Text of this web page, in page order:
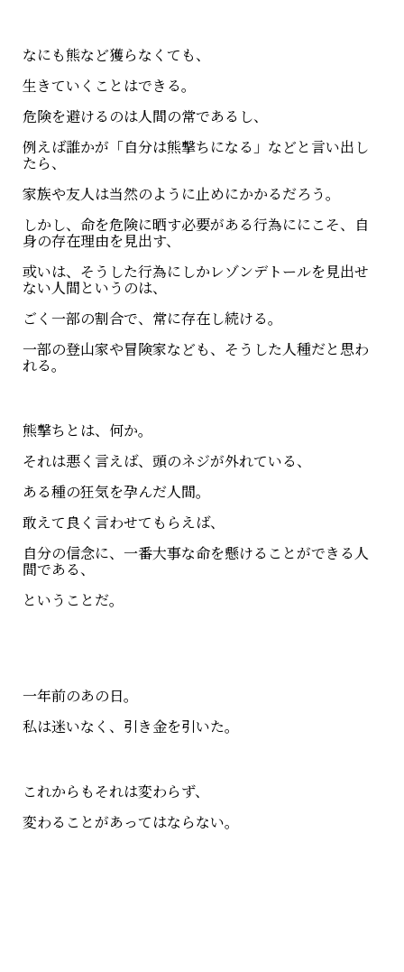
なにも熊など獲らなくても、
生きていくことはできる。
危険を避けるのは人間の常であるし、
例えば誰かが「自分は熊撃ちになる」などと言い出し
たら、
家族や友人は当然のように止めにかかるだろう。
しかし、命を危険に晒す必要がある行為ににこそ、自
身の存在理由を見出す、
或いは、そうした行為にしかレゾンデトールを見出せ
ない人間というのは、
ごく一部の割合で、常に存在し続ける。
一部の登山家や冒険家なども、そうした人種だと思わ
れる。
熊撃ちとは、何か。
それは悪く言えば、頭のネジが外れている、
ある種の狂気を孕んだ人間。
敢えて良く言わせてもらえば、
自分の信念に、一番大事な命を懸けることができる人
間である、
ということだ。
一年前のあの日。
私は迷いなく、引き金を引いた。
これからもそれは変わらず、
変わることがあってはならない。